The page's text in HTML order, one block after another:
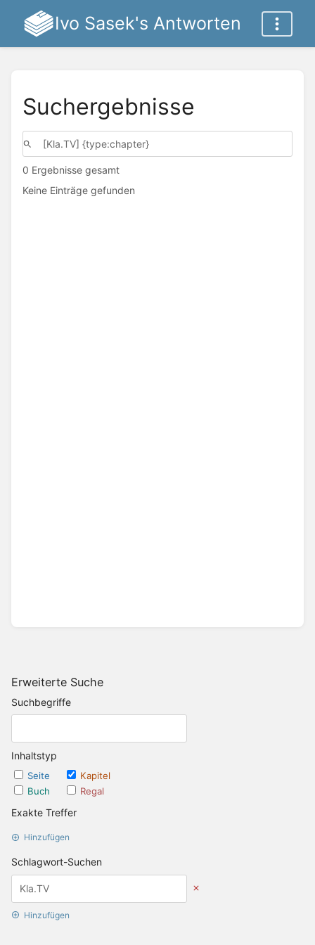
Ivo Sasek's Antworten
Erweiterte Suche
Suchbegriffe
Inhaltstyp
Seite
Kapitel
Buch
Regal
Exakte Treffer
Hinzufügen
Schlagwort-Suchen
Hinzufügen
Suchergebnisse
0 Ergebnisse gesamt
Keine Einträge gefunden